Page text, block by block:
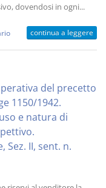
dovendosi in ogni...
continua a leggere
del precetto
1150/1942.
e natura di
Sez. II, sent. n.